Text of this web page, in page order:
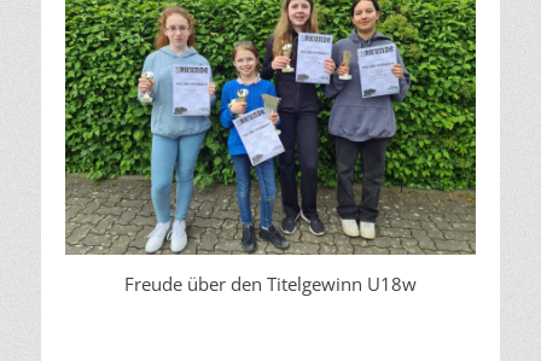
Freude über den Titelgewinn U18w